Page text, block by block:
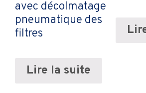
avec décolmatage
pneumatique des
filtres
Lire la suite